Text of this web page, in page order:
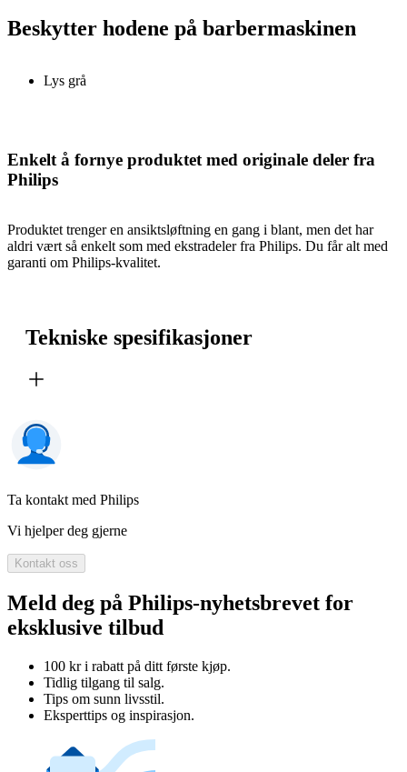
Beskytter hodene på barbermaskinen
Lys grå
Enkelt å fornye produktet med originale deler fra
Philips
Produktet trenger en ansiktsløftning en gang i blant, men det har
aldri vært så enkelt som med ekstradeler fra Philips. Du får alt med
garanti om Philips-kvalitet.
Tekniske spesifikasjoner
Ta kontakt med Philips
Vi hjelper deg gjerne
Kontakt oss
Meld deg på Philips-nyhetsbrevet for
eksklusive tilbud
100 kr i rabatt på ditt første kjøp.
Tidlig tilgang til salg.
Tips om sunn livsstil.
Eksperttips og inspirasjon.